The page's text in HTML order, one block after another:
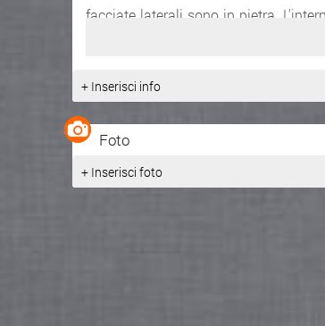
facciate laterali sono in pietra.
altari laterali sono adornati con tele
mentre nell'abside troneggia il
trovano gli altari di S. Biagio, S.
Purgatorio e la sacrestia. Sul lato
Francesco e l'ex altare del SS.
+ Inserisci info
Foto
+ Inserisci foto